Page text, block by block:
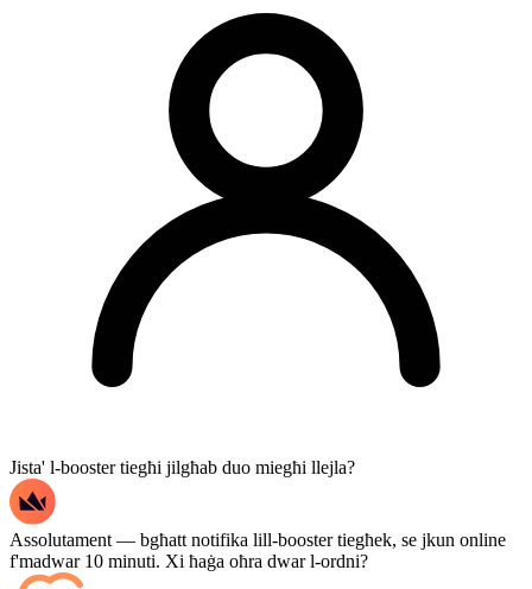
Jista' l-booster tiegħi jilgħab duo miegħi llejla?
Assolutament — bgħatt notifika lill-booster tiegħek, se jkun online
f'madwar 10 minuti. Xi ħaġa oħra dwar l-ordni?